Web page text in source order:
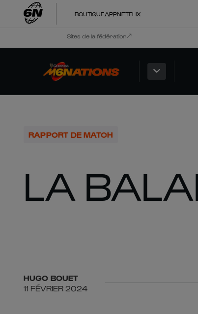
BOUTIQUEAPPNETFLIX
Sites de la fédération
RAPPORT DE MATCH
LA
HUGO BOUET
11 FÉVRIER 2024